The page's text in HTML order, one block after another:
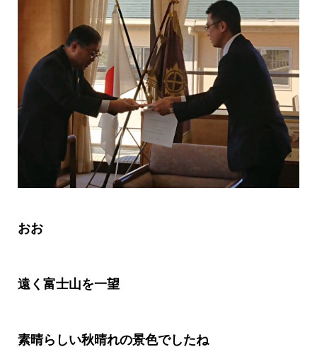
おお
遠く富士山を一望
素晴らしい秋晴れの景色でしたね